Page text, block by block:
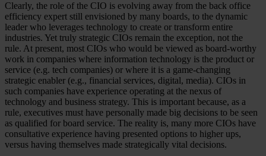
Clearly, the role of the CIO is evolving away from the back office
efficiency expert still envisioned by many boards, to the dynamic
leader who leverages technology to create or transform entire
industries. Yet truly strategic CIOs remain the exception, not the
rule. At present, most CIOs who would be viewed as board-worthy
work in companies where information technology is the product or
service (e.g. tech companies) or where it is a game-changing
strategic enabler (e.g., financial services, digital, media). CIOs in
such companies have experience operating at the nexus of
technology and business strategy. This is important because, as a
rule, executives must have personally made big decisions to be seen
as qualified for board service. The reality is, many more CIOs have
consultative experience having presented options to higher ups,
versus having themselves made strategically vital decisions.